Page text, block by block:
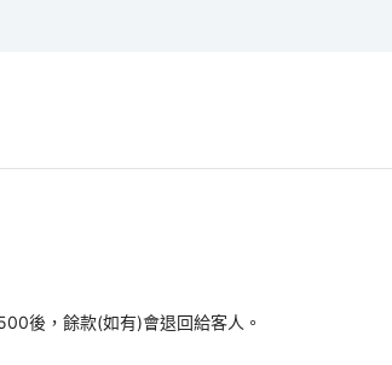
後，餘款(如有)會退回給客人。